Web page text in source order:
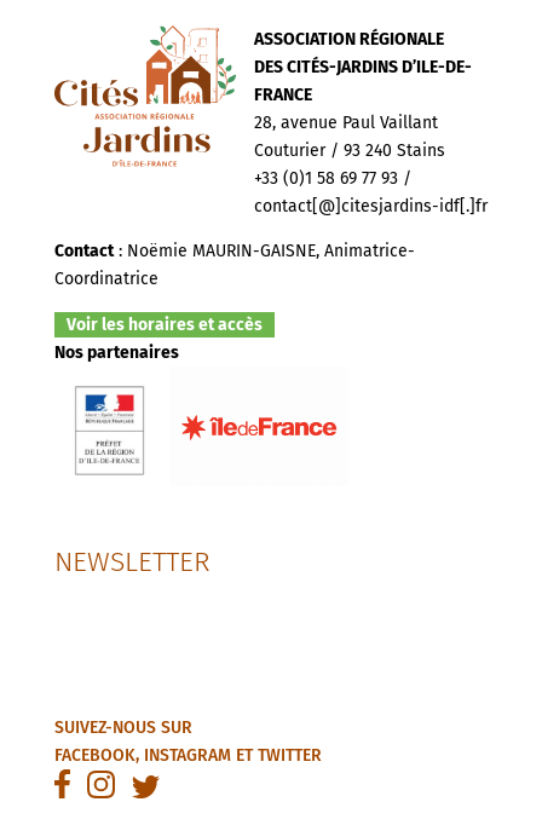
ASSOCIATION RÉGIONALE
DES CITÉS-JARDINS D’ILE-DE-
FRANCE
28, avenue Paul Vaillant
Couturier / 93 240 Stains
+33 (0)1 58 69 77 93 /
contact[@]citesjardins-idf[.]fr
Contact: Noëmie MAURIN-GAISNE, Animatrice-
Coordinatrice
Voir les horaires et accès
Nos partenaires
NEWSLETTER
SUIVEZ-NOUS SUR
FACEBOOK, INSTAGRAMETTWITTER